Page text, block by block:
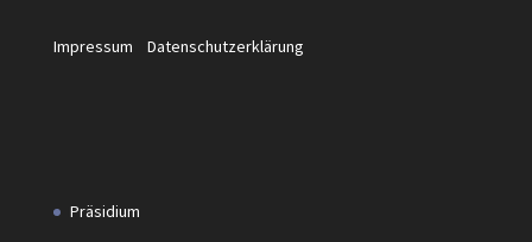
Impressum Datenschutzerklärung
Präsidium